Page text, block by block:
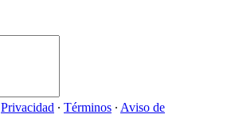
Privacidad ∙ Términos ∙ Aviso de